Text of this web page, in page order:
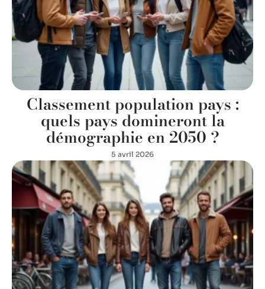
Classement population pays :
quels pays domineront la
démographie en 2050 ?
5 avril 2026